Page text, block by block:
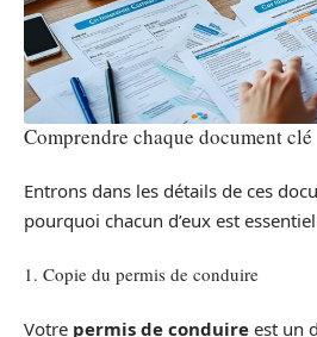
Comprendre chaque document clé
Entrons dans les détails de ces
pourquoi chacun d’eux est
1. Copie du permis de conduire
Votre permis de conduire est un